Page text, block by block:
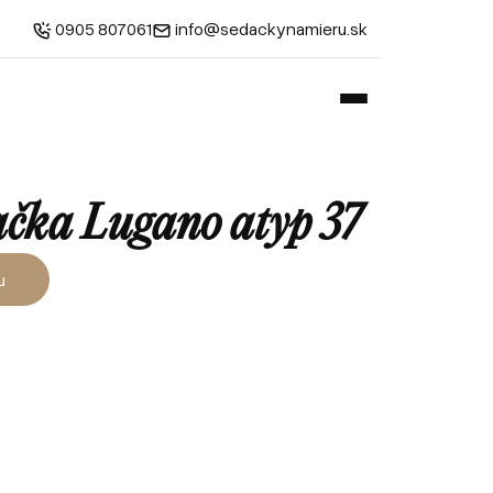
0905 807061 info@sedackynamieru.sk
Lugano atyp 37